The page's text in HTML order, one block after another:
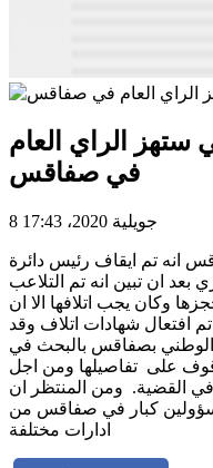
ستهز الراي العام
في صفاقس
8 جويلية 2020، 17:43
انه تم ايقاف رئيس دائرة
ان تبين انه تم التلاعب
وكان يجب اتلافها الا ان
افتعال شهادات اتلاف وقد
الوطني بصفاقس بالبحث في
على تفاصيلها ومن اجل
القضية. ومن المنتظر ان
كبار في صفاقس من
ادارات مختلفة